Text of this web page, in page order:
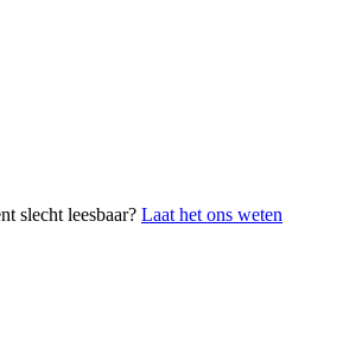
slecht leesbaar? Laat het ons weten